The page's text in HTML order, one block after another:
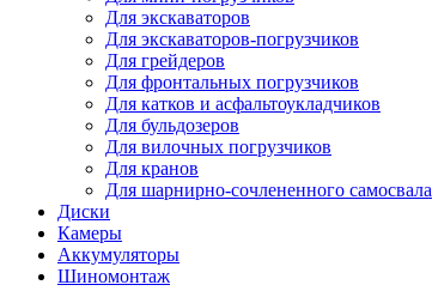
Для экскаваторов
Для экскаваторов-погрузчиков
Для грейдеров
Для фронтальных погрузчиков
Для катков и асфальтоукладчиков
Для бульдозеров
Для вилочных погрузчиков
Для кранов
Для шарнирно-сочлененного самосвала
Диски
Камеры
Аккумуляторы
Шиномонтаж